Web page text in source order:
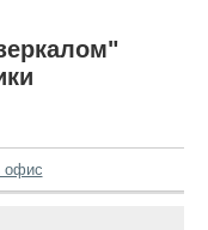
офис